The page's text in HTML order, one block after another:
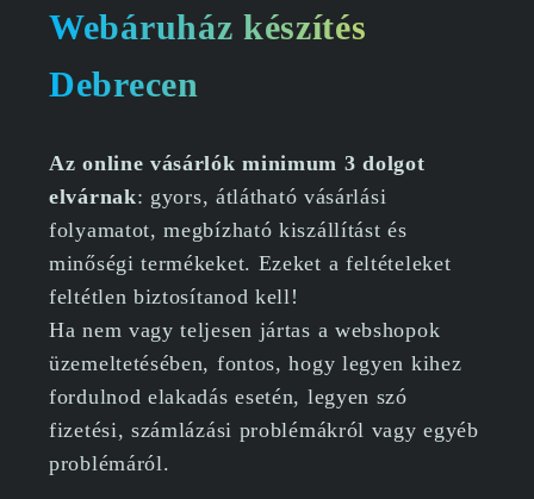
Webáruház készítés
Debrecen
Az online vásárlók minimum 3 dolgot
elvárnak: gyors, átlátható vásárlási
folyamatot, megbízható kiszállítást és
minőségi termékeket. Ezeket a feltételeket
feltétlen biztosítanod kell!
Ha nem vagy teljesen jártas a webshopok
üzemeltetésében, fontos, hogy legyen kihez
fordulnod elakadás esetén, legyen szó
fizetési, számlázási problémákról vagy egyéb
problémáról.